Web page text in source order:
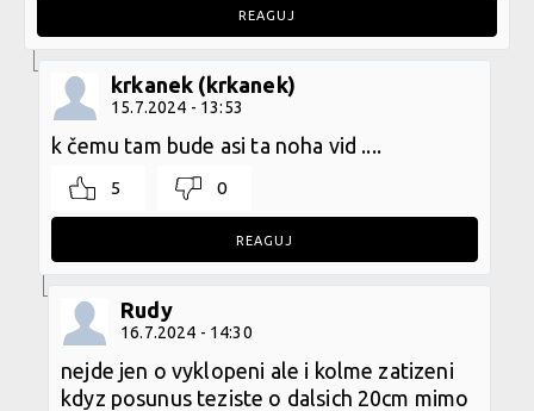
REAGUJ
krkanek (krkanek)
15.7.2024 - 13:53
k čemu tam bude asi ta noha vid ....
5 0
REAGUJ
Rudy
16.7.2024 - 14:30
nejde jen o vyklopeni ale i kolme zatizeni
kdyz posunus teziste o dalsich 20cm mimo